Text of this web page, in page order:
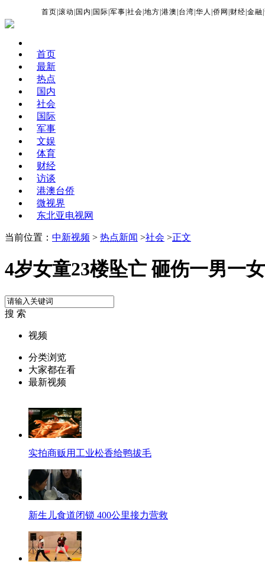
首页 |滚动 国内 国际 |军事 |社会 |地方 |港澳 台湾 |华人 |侨网 财经 |金融 |
首页
最新
热点
国内
社会
国际
军事
文娱
体育
财经
访谈
港澳台侨
微视界
东北亚电视网
当前位置： 中新视频 > 热点新闻 >社会 >正文
4岁女童23楼坠亡 砸伤一男一女
搜 索
视频
分类浏览
大家都在看
最新视频
实拍商贩用工业松香给鸭拔毛
新生儿食道闭锁 400公里接力营救